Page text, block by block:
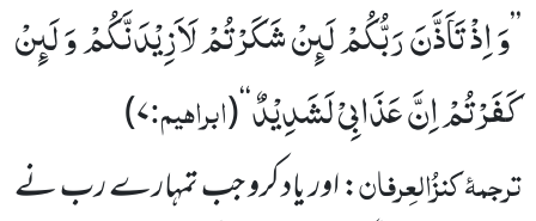
’’وَ اِذْ تَاَذَّنَ رَبُّكُمْ لَىٕنْ شَكَرْتُمْ لَاَزِیْدَنَّكُمْ وَ لَىٕنْ
كَفَرْتُمْ اِنَّ عَذَابِیْ لَشَدِیْدٌ‘‘
(ابراہیم:۷)
ترجمۂکنزُالعِرفان: اور یاد کرو جب تمہارے رب نے